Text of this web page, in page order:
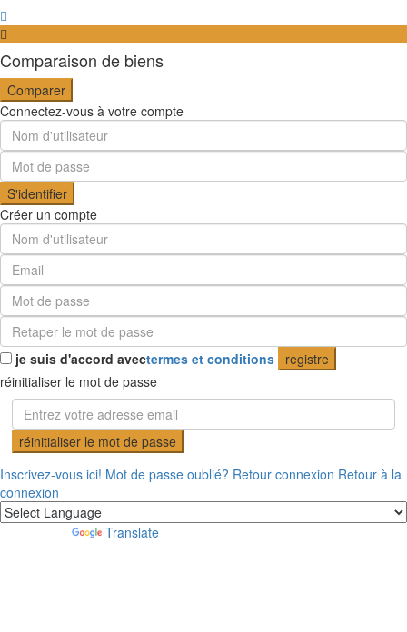
Comparaison de biens
Comparer
Connectez-vous à votre compte
S'identifier
Créer un compte
je suis d'accord avectermes et conditions
registre
réinitialiser le mot de passe
réinitialiser le mot de passe
Inscrivez-vous ici! Mot de passe oublié? Retour connexion Retour à la
connexion
Translate